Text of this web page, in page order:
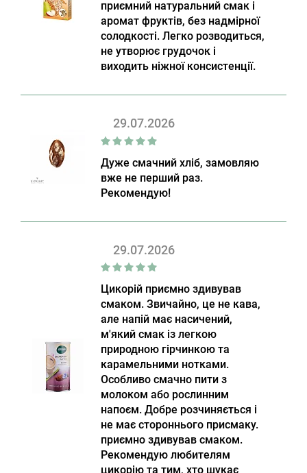
приємний натуральний смак і
аромат фруктів, без надмірної
солодкості. Легко розводиться,
не утворює грудочок і
виходить ніжної консистенції.
29.07.2026
Дуже смачний хліб, замовляю
вже не перший раз.
Рекомендую!
29.07.2026
Цикорій приємно здивував
смаком. Звичайно, це не кава,
але напій має насичений,
м'який смак із легкою
природною гірчинкою та
карамельними нотками.
Особливо смачно пити з
молоком або рослинним
напоєм. Добре розчиняється і
не має стороннього присмаку.
приємно здивував смаком.
Рекомендую любителям
цикорію та тим, хто шукає